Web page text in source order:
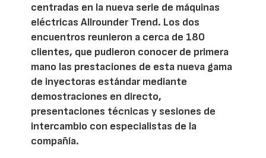
centradas en la nueva serie de máquinas
eléctricas Allrounder Trend. Los dos
encuentros reunieron a cerca de 180
clientes, que pudieron conocer de primera
mano las prestaciones de esta nueva gama
de inyectoras estándar mediante
demostraciones en directo,
presentaciones técnicas y sesiones de
intercambio con especialistas de la
compañía.